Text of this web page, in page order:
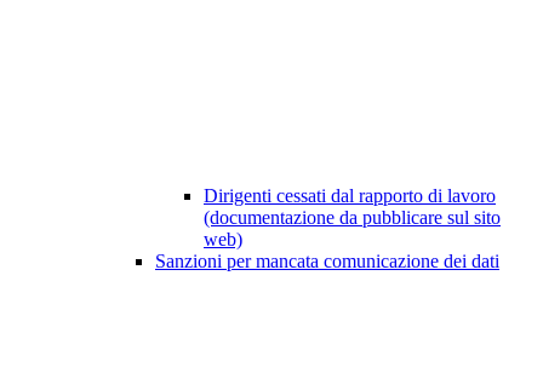
Dirigenti cessati dal rapporto di lavoro
(documentazione da pubblicare sul sito
web)
Sanzioni per mancata comunicazione dei dati